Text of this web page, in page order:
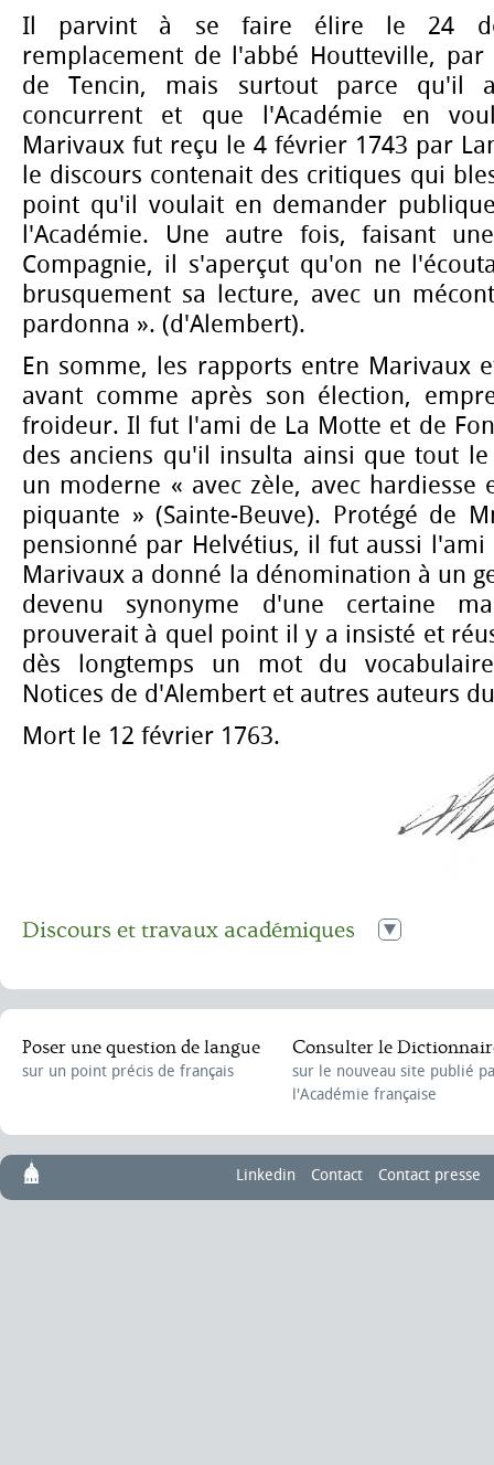
Il parvint à se faire élire le 24
remplacement de l'abbé Houtteville,
de Tencin, mais surtout parce qu'il
concurrent et que l'Académie en
Marivaux fut reçu le 4 février 1743 par
le discours contenait des critiques qui
point qu'il voulait en demander
l'Académie. Une autre fois, faisant
Compagnie, il s'aperçut qu'on ne
brusquement sa lecture, avec un
pardonna ». (d'Alembert).
En somme, les rapports entre Marivaux
avant comme après son élection,
froideur. Il fut l'ami de La Motte et de
des anciens qu'il insulta ainsi que tout
un moderne « avec zèle, avec hardiesse
piquante » (Sainte-Beuve). Protégé de
pensionné par Helvétius, il fut aussi l'ami
Marivaux a donné la dénomination à un
devenu synonyme d'une certaine
prouverait à quel point il y a insisté et
dès longtemps un mot du
Notices de d'Alembert et autres auteurs
Mort le 12 février 1763.
Discours et travaux académiques
Compliment à M. de Machault, garde des Sceaux,le 8 janvier 1751
Poser une question de langue
sur un point précis de français
Consulter le
sur le nouveau site publié
l'Académie française
Linkedin Contact Contact presse